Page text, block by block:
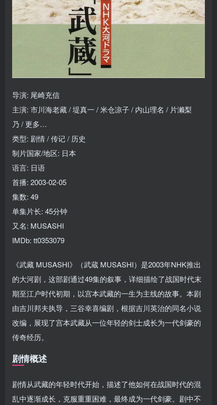
导演: 尾崎充信
主演: 市川海老藏 / 堤真一 / 米仓凉子 / 内山理名 / 片濑梨
乃 / 更多…
类型: 剧情 / 传记 / 历史
制片国家/地区: 日本
语言: 日语
首播: 2003-02-05
集数: 49
单集片长: 45分钟
又名: MUSASHI
IMDb: tt0353079
《武藏 MUSASHI》（武蔵 MUSASHI）是2003年NHK推出
的大河剧，这部剧通过49集的叙事，详细描绘了战国时代末
期至江户时代初期，以宫本武藏的一生为主线的故事。本剧
由吉川邦夫执导，三谷幸喜编剧，根据吉川英治的同名小说
改编，展现了宫本武藏从一位年轻的剑士成长为一代剑豪的
传奇经历。
剧情概述
剧情从武藏的年轻时代开始，描述了他如何在战国时代的混
乱中逐渐成长，克服重重困难，最终成为一代剑豪。剧中不